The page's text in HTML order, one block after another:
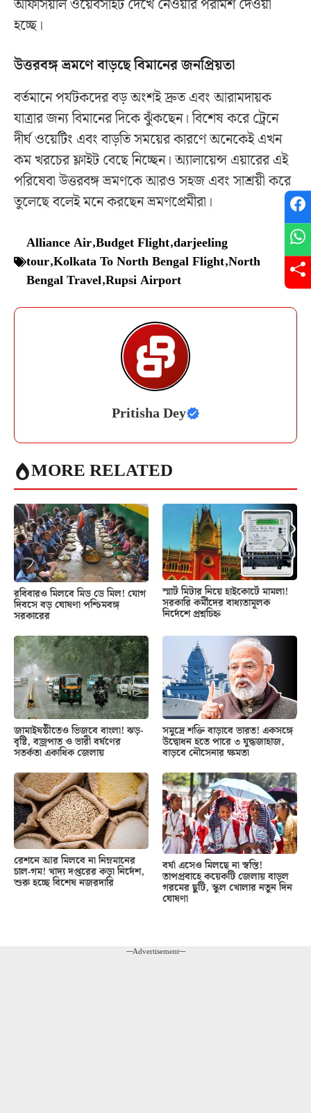
অফিসিয়াল ওয়েবসাইট দেখে নেওয়ার পরামর্শ দেওয়া
হচ্ছে।
উত্তরবঙ্গ ভ্রমণে বাড়ছে বিমানের জনপ্রিয়তা
বর্তমানে পর্যটকদের বড় অংশই দ্রুত এবং আরামদায়ক
যাত্রার জন্য বিমানের দিকে ঝুঁকছেন। বিশেষ করে ট্রেনে
দীর্ঘ ওয়েটিং এবং বাড়তি সময়ের কারণে অনেকেই এখন
কম খরচের ফ্লাইট বেছে নিচ্ছেন। অ্যালায়েন্স এয়ারের এই
পরিষেবা উত্তরবঙ্গ ভ্রমণকে আরও সহজ এবং সাশ্রয়ী করে
তুলেছে বলেই মনে করছেন ভ্রমণপ্রেমীরা।
Alliance Air,Budget Flight,darjeeling
tour,Kolkata To North Bengal Flight,North
Bengal Travel,Rupsi Airport
Pritisha Dey
MORE RELATED
রবিবারও মিলবে মিড ডে মিল! যোগ
দিবসে বড় ঘোষণা পশ্চিমবঙ্গ
সরকারের
স্মার্ট মিটার নিয়ে হাইকোর্টে মামলা!
সরকারি কর্মীদের বাধ্যতামূলক
নির্দেশে প্রশ্নচিহ্ন
জামাইষষ্ঠীতেও ভিজবে বাংলা! ঝড়-
বৃষ্টি, বজ্রপাত ও ভারী বর্ষণের
সতর্কতা একাধিক জেলায়
সমুদ্রে শক্তি বাড়াবে ভারত! একসঙ্গে
উদ্বোধন হতে পারে ৩ যুদ্ধজাহাজ,
বাড়বে নৌসেনার ক্ষমতা
রেশনে আর মিলবে না নিম্নমানের
চাল-গম! খাদ্য দপ্তরের কড়া নির্দেশ,
শুরু হচ্ছে বিশেষ নজরদারি
বর্ষা এসেও মিলছে না স্বস্তি!
তাপপ্রবাহে কয়েকটি জেলায় বাড়ল
গরমের ছুটি, স্কুল খোলার নতুন দিন
ঘোষণা
---Advertisement---